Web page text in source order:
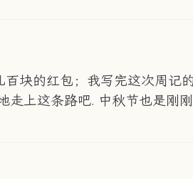
块的红包；我写完这次周记
走上这条路吧. 中秋节也是刚